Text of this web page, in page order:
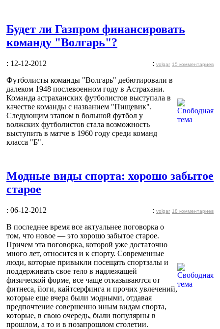
Будет ли Газпром финансировать
команду "Волгарь"?
: 12-12-2012 : volgar 15 комментариев
Футболисты команды "Волгарь" дебютировали в
далеком 1948 послевоенном году в Астрахани.
Команда астраханских футболистов выступала в
качестве команды с названием "Пищевик".
Следующим этапом в большой футбол у
волжских футболистов стала возможность
выступить в матче в 1960 году среди команд
класса "Б".
Модные виды спорта: хорошо забытое
старое
: 06-12-2012 : volgar 18 комментариев
В последнее время все актуальнее поговорка о
том, что новое — это хорошо забытое старое.
Причем эта поговорка, которой уже достаточно
много лет, относится и к спорту. Современные
люди, которые привыкли посещать спортзалы и
поддерживать свое тело в надлежащей
физической форме, все чаще отказываются от
фитнеса, йоги, кайтсерфинга и прочих увлечений,
которые еще вчера были модными, отдавая
предпочтение совершенно иным видам спорта,
которые, в свою очередь, были популярны в
прошлом, а то и в позапрошлом столетии.